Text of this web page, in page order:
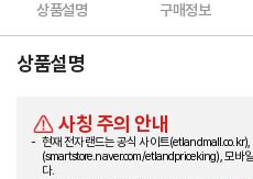
상품설명 구매정보
상품설명
사칭 주의 안내
현재 전자랜드는 공식 사이트(etlandmall.co.kr),
(smartstore.naver.com/etlandpriceking), 모바
다.